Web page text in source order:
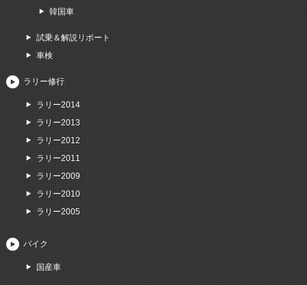
韓国車
試乗＆解説リポート
車検
ラリー修行
ラリー2014
ラリー2013
ラリー2012
ラリー2011
ラリー2009
ラリー2010
ラリー2005
バイク
国産車